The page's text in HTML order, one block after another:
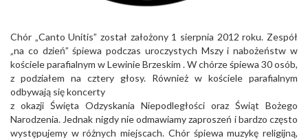
Chór „Canto Unitis” został założony 1 sierpnia 2012 roku. Zespół
„na co dzień” śpiewa podczas uroczystych Mszy i nabożeństw w
kościele parafialnym w Lewinie Brzeskim . W chórze śpiewa 30 osób,
z podziałem na cztery głosy. Również w kościele parafialnym
odbywają się koncerty
z okazji Święta Odzyskania Niepodległości oraz Świąt Bożego
Narodzenia. Jednak nigdy nie odmawiamy zaproszeń i bardzo często
występujemy w różnych miejscach. Chór śpiewa muzykę religijną,